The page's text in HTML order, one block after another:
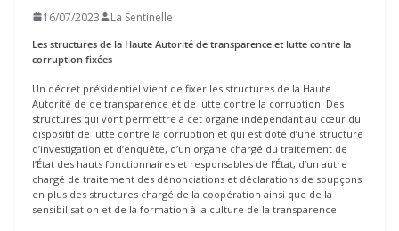
16/07/2023 La Sentinelle
Les structures de la Haute Autorité de transparence et lutte contre la
corruption fixées
Un décret présidentiel vient de fixer les structures de la Haute
Autorité de de transparence et de lutte contre la corruption. Des
structures qui vont permettre à cet organe indépendant au cœur du
dispositif de lutte contre la corruption et qui est doté d’une structure
d’investigation et d’enquête, d’un organe chargé du traitement de
l’État des hauts fonctionnaires et responsables de l’État, d’un autre
chargé de traitement des dénonciations et déclarations de soupçons
en plus des structures chargé de la coopération ainsi que de la
sensibilisation et de la formation à la culture de la transparence.